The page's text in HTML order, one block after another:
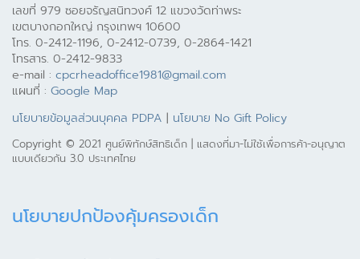
เลขที่ 979 ซอยจรัญสนิทวงศ์ 12 แขวงวัดท่าพระ
เขตบางกอกใหญ่ กรุงเทพฯ 10600
โทร. 0-2412-1196, 0-2412-0739, 0-2864-1421
โทรสาร. 0-2412-9833
e-mail : cpcrheadoffice1981@gmail.com
แผนที่ : Google Map
นโยบายข้อมูลส่วนบุคคล PDPA | นโยบาย No Gift Policy
Copyright © 2021 ศูนย์พิทักษ์สิทธิเด็ก | แสดงที่มา-ไม่ใช้เพื่อการค้า-อนุญาต
แบบเดียวกัน 3.0 ประเทศไทย
นโยบายปกป้องคุ้มครองเด็ก